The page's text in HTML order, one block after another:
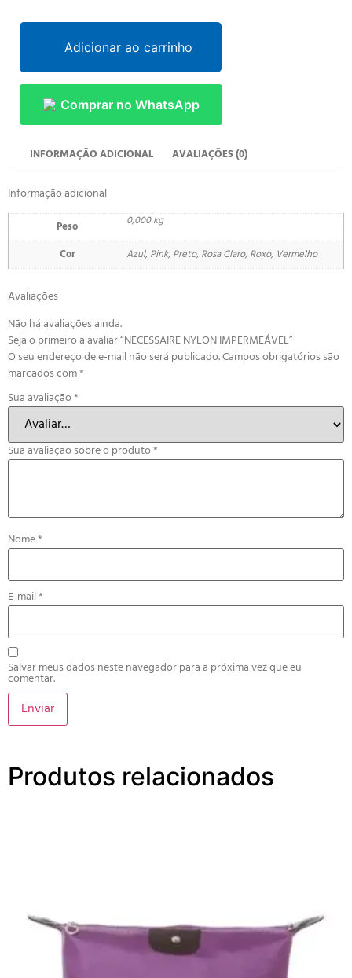
Adicionar ao carrinho
Comprar no WhatsApp
INFORMAÇÃO ADICIONAL AVALIAÇÕES (0)
Informação adicional
Peso 0,000 kg
Cor Azul, Pink, Preto, Rosa Claro, Roxo, Vermelho
Avaliações
Não há avaliações ainda.
Seja o primeiro a avaliar “NECESSAIRE NYLON IMPERMEÁVEL”
O seu endereço de e-mail não será publicado.Campos obrigatórios são
marcados com*
Sua avaliação*
Sua avaliação sobre o produto*
Nome*
E-mail*
Salvar meus dados neste navegador para a próxima vez que eu
comentar.
Produtos relacionados